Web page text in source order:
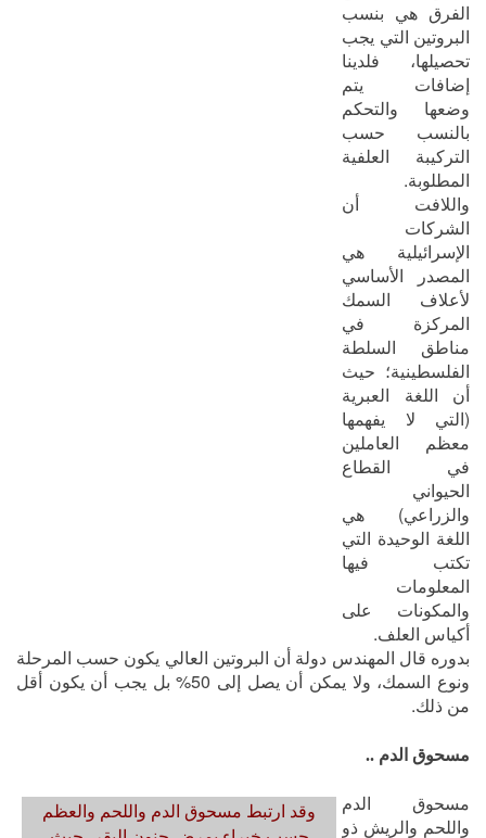
الفرق هي بنسب
البروتين التي يجب
تحصيلها، فلدينا
إضافات يتم
وضعها والتحكم
بالنسب حسب
التركيبة العلفية
المطلوبة.
واللافت أن
الشركات
الإسرائيلية هي
المصدر الأساسي
لأعلاف السمك
المركزة في
مناطق السلطة
الفلسطينية؛ حيث
أن اللغة العبرية
(التي لا يفهمها
معظم العاملين
في القطاع
الحيواني
والزراعي) هي
اللغة الوحيدة التي
تكتب فيها
المعلومات
والمكونات على
أكياس العلف.
بدوره قال المهندس دولة أن البروتين العالي يكون حسب المرحلة
ونوع السمك، ولا يمكن أن يصل إلى 50% بل يجب أن يكون أقل
من ذلك.
مسحوق الدم ..
وقد ارتبط مسحوق الدم واللحم والعظم
مسحوق الدم
واللحم والريش ذو